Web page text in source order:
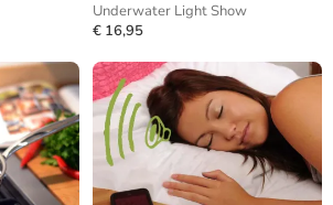
Underwater Light Show
€ 16,95